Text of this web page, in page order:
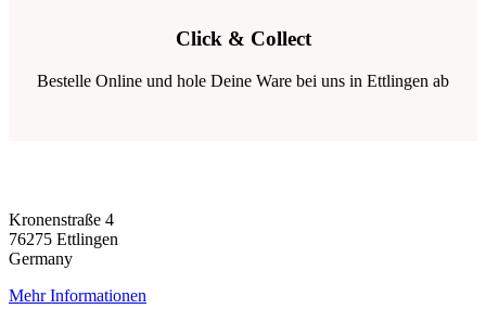
Click & Collect
Bestelle Online und hole Deine Ware bei uns in Ettlingen ab
Kronenstraße 4
76275 Ettlingen
Germany
Mehr Informationen